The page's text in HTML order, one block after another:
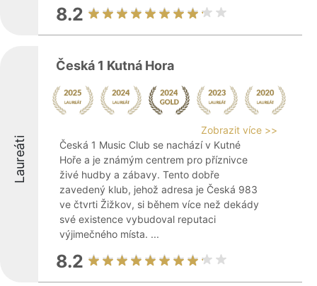
8.2
Laureáti
Česká 1 Kutná Hora
Zobrazit více >>
Česká 1 Music Club se nachází v Kutné
Hoře a je známým centrem pro příznivce
živé hudby a zábavy. Tento dobře
zavedený klub, jehož adresa je Česká 983
ve čtvrti Žižkov, si během více než dekády
své existence vybudoval reputaci
výjimečného místa. ...
8.2